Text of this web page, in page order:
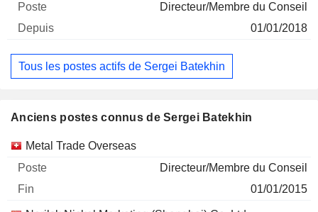
Directeur/Membre du Conseil
01/01/2018
Tous les postes actifs de Sergei Batekhin
Anciens postes connus de Sergei Batekhin
Sociétés Poste Fin
Metal Trade Overseas
Directeur/Membre du Conseil
01/01/2015